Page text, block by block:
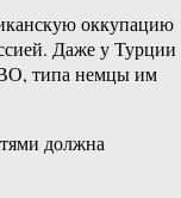
оккупацию
Даже у Турции
типа немцы им
должна